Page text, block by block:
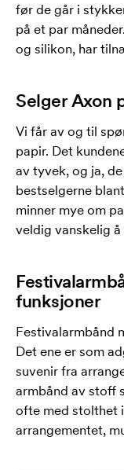
før de går i
på et par
og silikon, har
Selger Axon
Vi får av og til
papir. Det
av tyvek, og ja,
bestselgerne
minner mye om
veldig vanskelig
funksjoner
Festivalarmbånd
Det ene er som
suvenir fra
armbånd av stoff
ofte med stolthet
arrangementet,